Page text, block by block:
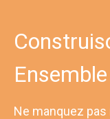
Ensemble
Ne manquez